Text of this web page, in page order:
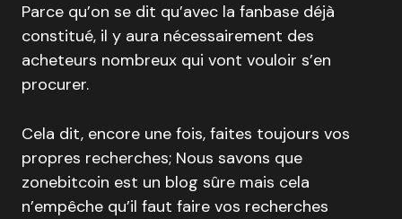
Parce qu’on se dit qu’avec la fanbase déjà
constitué, il y aura nécessairement des
acheteurs nombreux qui vont vouloir s’en
procurer.
Cela dit, encore une fois, faites toujours vos
propres recherches; Nous savons que
zonebitcoin est un blog sûre mais cela
n’empêche qu’il faut faire vos recherches